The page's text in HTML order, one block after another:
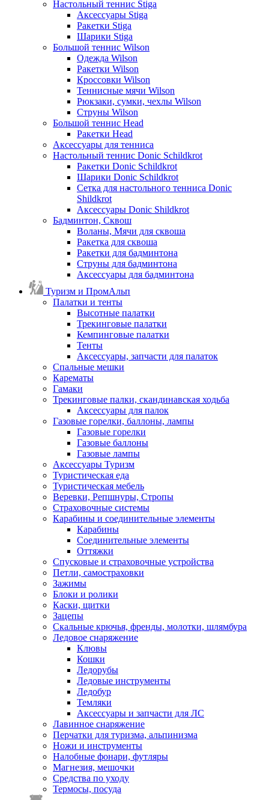
Настольный теннис Stiga
Аксессуары Stiga
Ракетки Stiga
Шарики Stiga
Большой теннис Wilson
Одежда Wilson
Ракетки Wilson
Кроссовки Wilson
Теннисные мячи Wilson
Рюкзаки, сумки, чехлы Wilson
Струны Wilson
Большой теннис Head
Ракетки Head
Аксессуары для тенниса
Настольный теннис Donic Schildkrot
Ракетки Donic Schildkrot
Шарики Donic Schildkrot
Сетка для настольного тенниса Donic
Shildkrot
Аксессуары Donic Shildkrot
Бадминтон, Сквош
Воланы, Мячи для сквоша
Ракетка для сквоша
Ракетки для бадминтона
Струны для бадминтона
Аксессуары для бадминтона
Туризм и ПромАльп
Палатки и тенты
Высотные палатки
Трекинговые палатки
Кемпинговые палатки
Тенты
Аксессуары, запчасти для палаток
Спальные мешки
Карематы
Гамаки
Трекинговые палки, скандинавская ходьба
Аксессуары для палок
Газовые горелки, баллоны, лампы
Газовые горелки
Газовые баллоны
Газовые лампы
Аксессуары Туризм
Туристическая еда
Туристическая мебель
Веревки, Репшнуры, Стропы
Страховочные системы
Карабины и соединительные элементы
Карабины
Соединительные элементы
Оттяжки
Спусковые и страховочные устройства
Петли, самостраховки
Зажимы
Блоки и ролики
Каски, щитки
Зацепы
Скальные крючья, френды, молотки, шлямбура
Ледовое снаряжение
Клювы
Кошки
Ледорубы
Ледовые инструменты
Ледобур
Темляки
Аксессуары и запчасти для ЛС
Лавинное снаряжение
Перчатки для туризма, альпинизма
Ножи и инструменты
Налобные фонари, футляры
Магнезия, мешочки
Средства по уходу
Термосы, посуда